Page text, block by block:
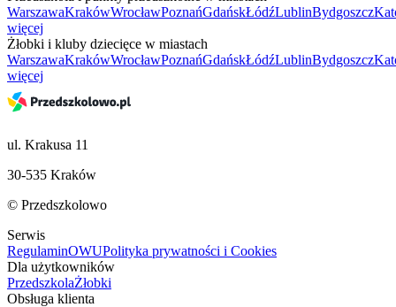
WarszawaKrakówWrocławPoznańGdańskŁódźLublinBydgoszcz
więcej
Żłobki i kluby dziecięce w miastach
WarszawaKrakówWrocławPoznańGdańskŁódźLublinBydgoszcz
więcej
ul. Krakusa 11
30-535 Kraków
© Przedszkolowo
Serwis
RegulaminOWUPolityka prywatności i Cookies
Dla użytkowników
PrzedszkolaŻłobki
Obsługa klienta